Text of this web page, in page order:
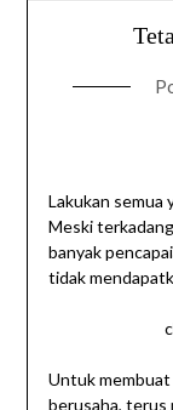
Lakukan semua
Meski
banyak
tidak
Untuk membuat
berusaha, terus